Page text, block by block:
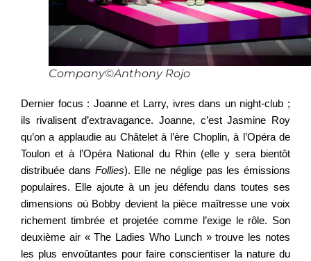
Company©Anthony Rojo
Dernier focus : Joanne et Larry, ivres dans un night-club ;
ils rivalisent d’extravagance. Joanne, c’est Jasmine Roy
qu’on a applaudie au Châtelet à l’ère Choplin, à l’Opéra de
Toulon et à l’Opéra National du Rhin (elle y sera bientôt
distribuée dans Follies). Elle ne néglige pas les émissions
populaires. Elle ajoute à un jeu défendu dans toutes ses
dimensions où Bobby devient la pièce maîtresse une voix
richement timbrée et projetée comme l’exige le rôle. Son
deuxième air « The Ladies Who Lunch » trouve les notes
les plus envoûtantes pour faire conscientiser la nature du